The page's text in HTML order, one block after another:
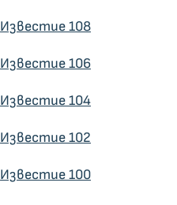
Известие 108
Известие 106
Известие 104
Известие 102
Известие 100